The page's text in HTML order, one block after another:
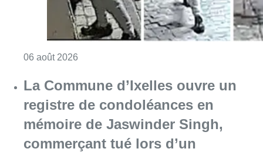
06 août 2026
La Commune d’Ixelles ouvre un
registre de condoléances en
mémoire de Jaswinder Singh,
commerçant tué lors d’un